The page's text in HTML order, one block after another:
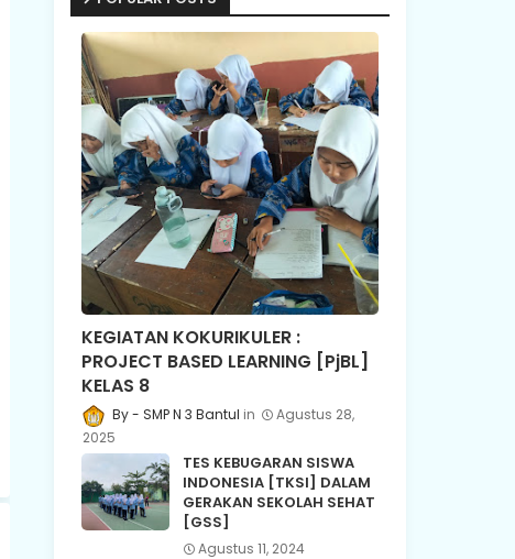
KEGIATAN KOKURIKULER :
PROJECT BASED LEARNING [PjBL]
KELAS 8
SMP N 3 Bantul
Agustus 28,
2025
TES KEBUGARAN SISWA
INDONESIA [TKSI] DALAM
GERAKAN SEKOLAH SEHAT
[GSS]
Agustus 11, 2024